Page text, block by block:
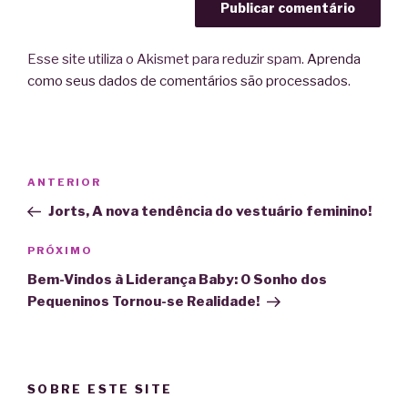
Esse site utiliza o Akismet para reduzir spam. Aprenda
como seus dados de comentários são processados.
Post
Post
anterior
ANTERIOR
Jorts, A nova tendência do vestuário feminino!
Próximo
post
PRÓXIMO
Bem-Vindos à Liderança Baby: O Sonho dos
Pequeninos Tornou-se Realidade!
SOBRE ESTE SITE